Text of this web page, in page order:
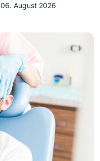
06. August 2026